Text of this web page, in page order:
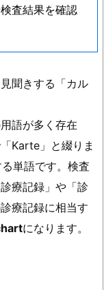
査結果を確認
聞きする「カル
語が多く存在
Karte」と綴りま
単語です。検査
療記録」や「診
療記録に相当す
になります。